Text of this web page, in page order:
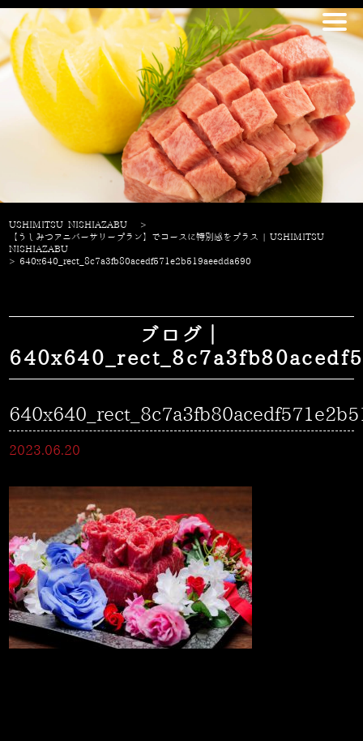
USHIMITSU NISHIAZABU
>
【うしみつアニバーサリープラン】でコースに特別感をプラス | USHIMITSU
NISHIAZABU
> 640x640_rect_8c7a3fb80acedf571e2b519aeedda690
ブログ｜
2023.06.20